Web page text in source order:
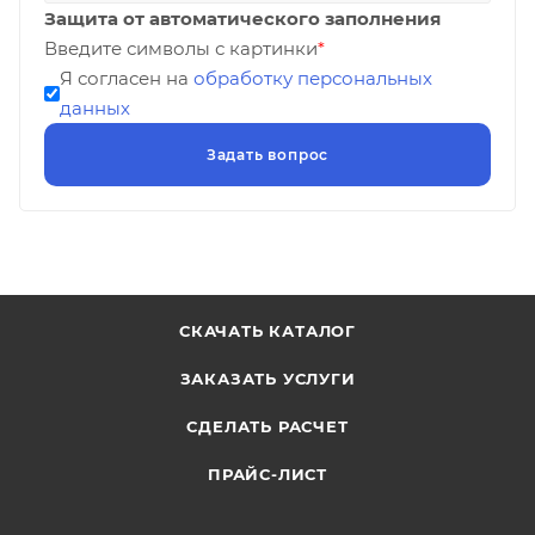
Защита от автоматического заполнения
Введите символы с картинки*
Я согласен на обработку персональных
данных
СКАЧАТЬ КАТАЛОГ
ЗАКАЗАТЬ УСЛУГИ
СДЕЛАТЬ РАСЧЕТ
ПРАЙС-ЛИСТ